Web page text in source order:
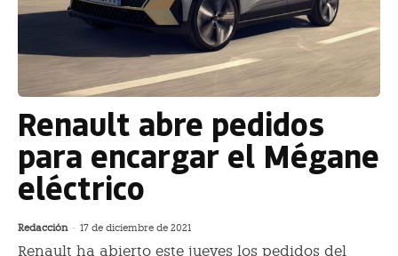
Renault abre pedidos
para encargar el Mégane
eléctrico
Redacción - 17 de diciembre de 2021
Renault ha abierto este jueves los pedidos del